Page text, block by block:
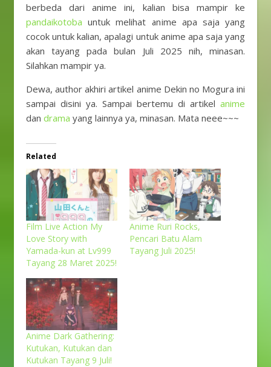
berbeda dari anime ini, kalian bisa mampir ke
pandaikotoba untuk melihat anime apa saja yang
cocok untuk kalian, apalagi untuk anime apa saja yang
akan tayang pada bulan Juli 2025 nih, minasan.
Silahkan mampir ya.
Dewa, author akhiri artikel anime Dekin no Mogura ini
sampai disini ya. Sampai bertemu di artikel anime
dan drama yang lainnya ya, minasan. Mata neee~~~
Related
Film Live Action My
Love Story with
Yamada-kun at Lv999
Tayang 28 Maret 2025!
Anime Ruri Rocks,
Pencari Batu Alam
Tayang Juli 2025!
Anime Dark Gathering:
Kutukan, Kutukan dan
Kutukan Tayang 9 Juli!